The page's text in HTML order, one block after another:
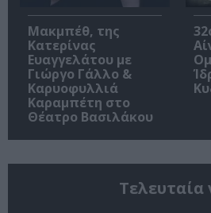
Μακμπέθ, της
Κατερίνας
Ευαγγελάτου με
Γιώργο Γάλλο &
Καρυοφυλλιά
Καραμπέτη στο
Θέατρο Βασιλάκου
Τελευταία